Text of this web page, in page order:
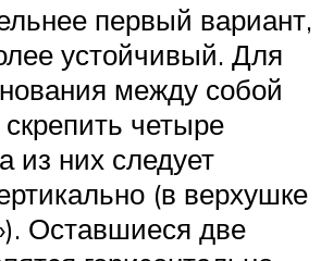
первый вариант,
устойчивый. Для
между собой
четыре
из них следует
(в верхушке
Оставшиеся две